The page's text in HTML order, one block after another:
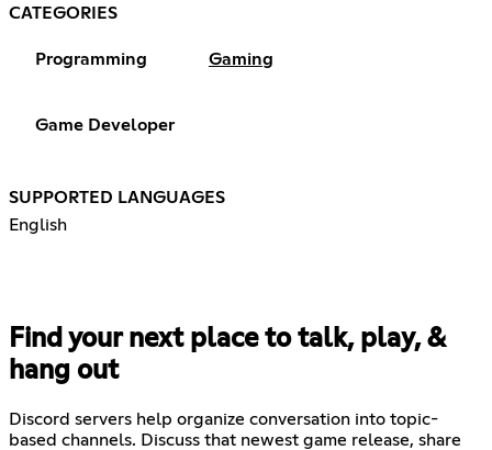
CATEGORIES
Programming Gaming
Game Developer
SUPPORTED LANGUAGES
English
Find your next place to talk, play, &
hang out
Discord servers help organize conversation into topic-
based channels. Discuss that newest game release, share